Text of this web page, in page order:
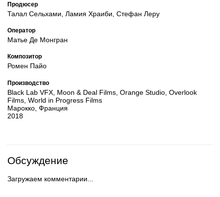
Продюсер
Талал Сельхами, Ламия Храиби, Стефан Леру
Оператор
Матье Де Монгран
Композитор
Ромен Пайо
Производство
Black Lab VFX, Moon & Deal Films, Orange Studio, Overlook
Films, World in Progress Films
Марокко, Франция
2018
Обсуждение
Загружаем комментарии...